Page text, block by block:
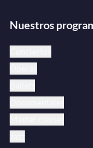
Nuestros